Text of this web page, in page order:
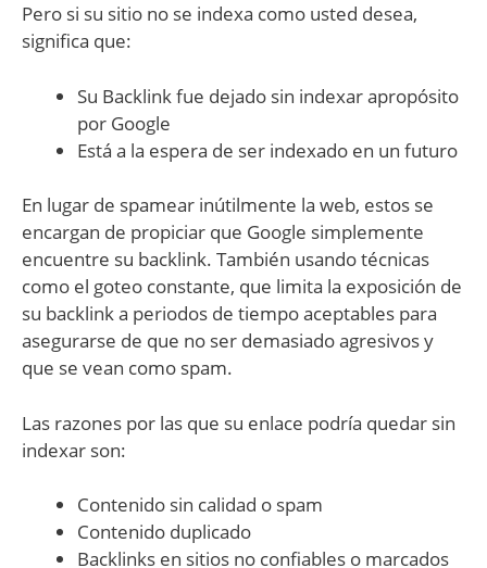
Pero si su sitio no se indexa como usted desea,
significa que:
Su Backlink fue dejado sin indexar apropósito
por Google
Está a la espera de ser indexado en un futuro
En lugar de spamear inútilmente la web, estos se
encargan de propiciar que Google simplemente
encuentre su backlink. También usando técnicas
como el goteo constante, que limita la exposición de
su backlink a periodos de tiempo aceptables para
asegurarse de que no ser demasiado agresivos y
que se vean como spam.
Las razones por las que su enlace podría quedar sin
indexar son:
Contenido sin calidad o spam
Contenido duplicado
Backlinks en sitios no confiables o marcados